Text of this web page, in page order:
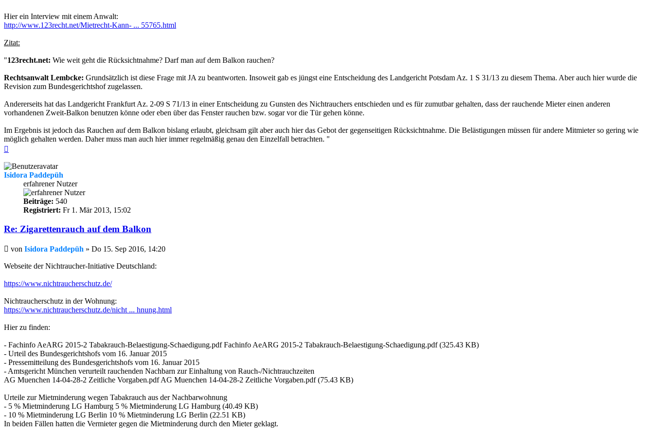
Hier ein Interview mit einem Anwalt:
http://www.123recht.net/Mietrecht-Kann- ... 55765.html
Zitat:
"123recht.net: Wie weit geht die Rücksichtnahme? Darf man auf dem Balkon rauchen?
Rechtsanwalt Lembcke: Grundsätzlich ist diese Frage mit JA zu beantworten. Insoweit gab es jüngst eine Entscheidung des Landgericht Potsdam Az. 1 S 31/13 zu diesem Thema. Aber auch hier wurde die
Revision zum Bundesgerichtshof zugelassen.
Andererseits hat das Landgericht Frankfurt Az. 2-09 S 71/13 in einer Entscheidung zu Gunsten des Nichtrauchers entschieden und es für zumutbar gehalten, dass der rauchende Mieter einen anderen
vorhandenen Zweit-Balkon benutzen könne oder eben über das Fenster rauchen bzw. sogar vor die Tür gehen könne.
Im Ergebnis ist jedoch das Rauchen auf dem Balkon bislang erlaubt, gleichsam gilt aber auch hier das Gebot der gegenseitigen Rücksichtnahme. Die Belästigungen müssen für andere Mitmieter so gering wie
möglich gehalten werden. Daher muss man auch hier immer regelmäßig genau den Einzelfall betrachten. "
Isidora Paddepüh
erfahrener Nutzer
Beiträge: 540
Registriert: Fr 1. Mär 2013, 15:02
Re: Zigarettenrauch auf dem Balkon
Beitrag
von Isidora Paddepüh » Do 15. Sep 2016, 14:20
Webseite der Nichtraucher-Initiative Deutschland:
https://www.nichtraucherschutz.de/
Nichtraucherschutz in der Wohnung:
https://www.nichtraucherschutz.de/nicht ... hnung.html
Hier zu finden:
- Fachinfo AeARG 2015-2 Tabakrauch-Belaestigung-Schaedigung.pdf Fachinfo AeARG 2015-2 Tabakrauch-Belaestigung-Schaedigung.pdf (325.43 KB)
- Urteil des Bundesgerichtshofs vom 16. Januar 2015
- Pressemitteilung des Bundesgerichtshofs vom 16. Januar 2015
- Amtsgericht München verurteilt rauchenden Nachbarn zur Einhaltung von Rauch-/Nichtrauchzeiten
AG Muenchen 14-04-28-2 Zeitliche Vorgaben.pdf AG Muenchen 14-04-28-2 Zeitliche Vorgaben.pdf (75.43 KB)
Urteile zur Mietminderung wegen Tabakrauch aus der Nachbarwohnung
- 5 % Mietminderung LG Hamburg 5 % Mietminderung LG Hamburg (40.49 KB)
- 10 % Mietminderung LG Berlin 10 % Mietminderung LG Berlin (22.51 KB)
In beiden Fällen hatten die Vermieter gegen die Mietminderung durch den Mieter geklagt.